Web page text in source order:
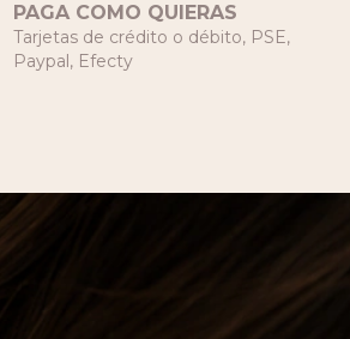
PAGA COMO QUIERAS
Tarjetas de crédito o débito, PSE,
Paypal, Efecty